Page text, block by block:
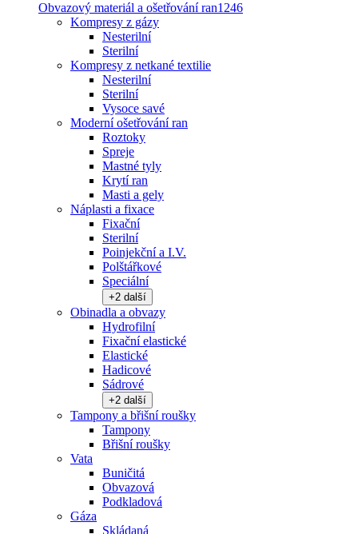
Obvazový materiál a ošetřování ran1246
Kompresy z gázy
Nesterilní
Sterilní
Kompresy z netkané textilie
Nesterilní
Sterilní
Vysoce savé
Moderní ošetřování ran
Roztoky
Spreje
Mastné tyly
Krytí ran
Masti a gely
Náplasti a fixace
Fixační
Sterilní
Poinjekční a I.V.
Polštářkové
Speciální
+2 další
Obinadla a obvazy
Hydrofilní
Fixační elastické
Elastické
Hadicové
Sádrové
+2 další
Tampony a břišní roušky
Tampony
Břišní roušky
Vata
Buničitá
Obvazová
Podkladová
Gáza
Skládaná